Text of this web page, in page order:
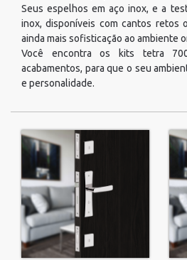
Seus espelhos em aço inox, e a
inox, disponíveis com cantos retos
ainda mais sofisticação ao ambiente
Você encontra os kits tetra
acabamentos, para que o seu
e personalidade.